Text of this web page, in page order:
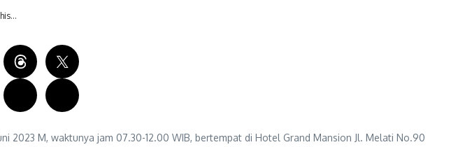
2023 M, waktunya jam 07.30-12.00 WIB, bertempat di Hotel Grand Mansion Jl. Melati No.90